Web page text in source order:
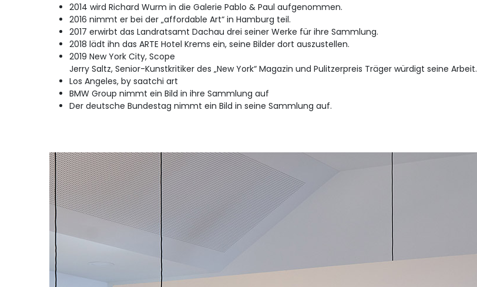
2014 wird Richard Wurm in die Galerie Pablo & Paul aufgenommen.
2016 nimmt er bei der „affordable Art“ in Hamburg teil.
2017 erwirbt das Landratsamt Dachau drei seiner Werke für ihre Sammlung.
2018 lädt ihn das ARTE Hotel Krems ein, seine Bilder dort auszustellen.
2019 New York City, Scope
Jerry Saltz, Senior-Kunstkritiker des „New York“ Magazin und Pulitzerpreis Träger würdigt seine Arbeit.
Los Angeles, by saatchi art
BMW Group nimmt ein Bild in ihre Sammlung auf
Der deutsche Bundestag nimmt ein Bild in seine Sammlung auf.